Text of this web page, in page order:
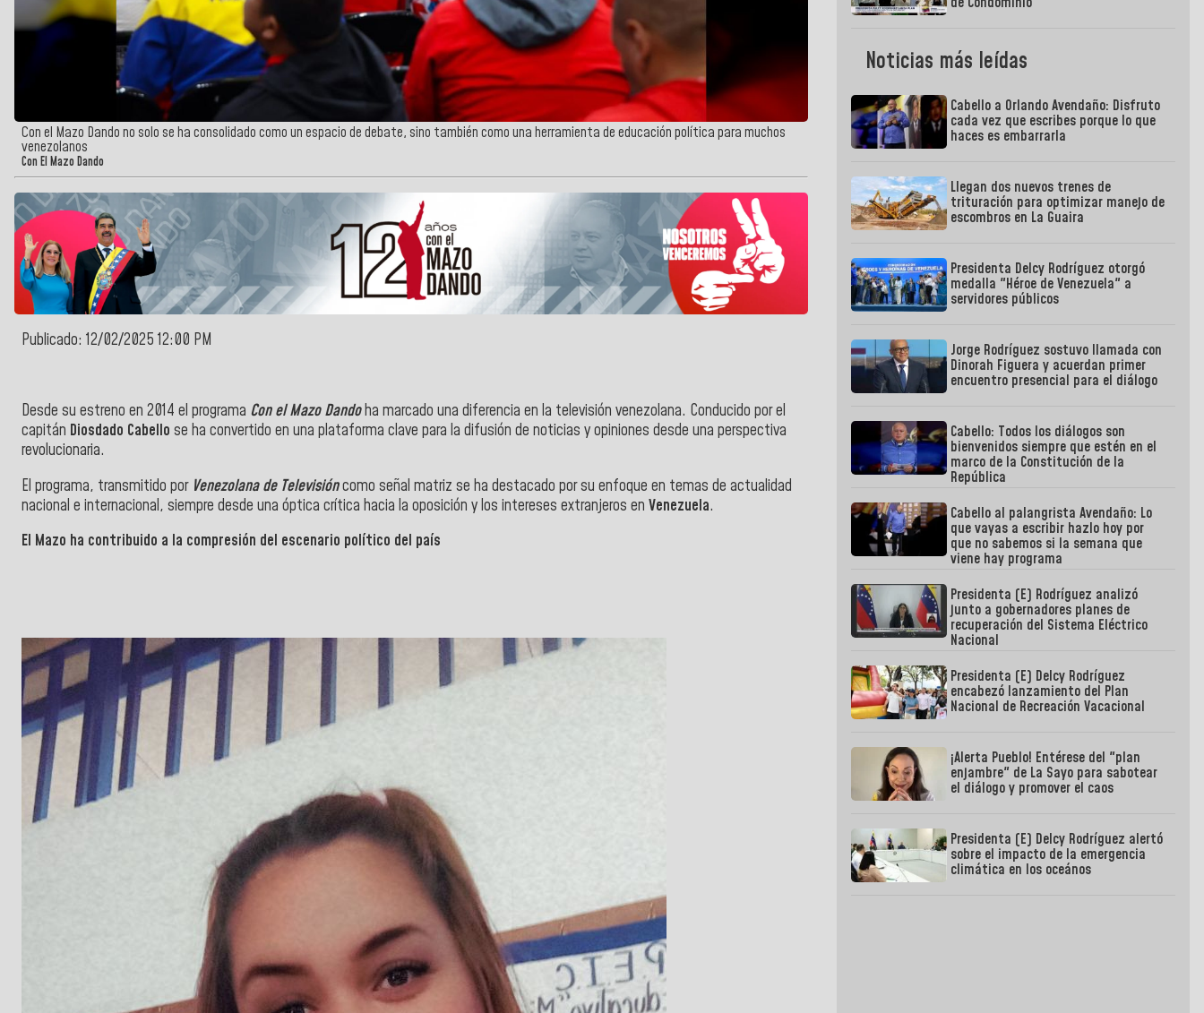
Con el Mazo Dando no solo se ha consolidado como un espacio de debate, sino también como una herramienta de educación política para muchos
venezolanos
Con El Mazo Dando
Publicado: 12/02/2025 12:00 PM
Desde su estreno en 2014 el programa Con el Mazo Dandoha marcado una diferencia en la televisión venezolana. Conducido por el
capitán Diosdado Cabello se ha convertido en una plataforma clave para la difusión de noticias y opiniones desde una perspectiva
revolucionaria.
El programa, transmitido por Venezolana de Televisióncomo señal matriz se ha destacado por su enfoque en temas de actualidad
nacional e internacional, siempre desde una óptica crítica hacia la oposición y los intereses extranjeros en Venezuela.
El Mazo ha contribuido a la compresión del escenario político del país
Noticias más leídas
Cabello a Orlando Avendaño: Disfruto
cada vez que escribes porque lo que
haces es embarrarla
Llegan dos nuevos trenes de
trituración para optimizar manejo de
escombros en La Guaira
Presidenta Delcy Rodríguez otorgó
medalla "Héroe de Venezuela" a
servidores públicos
Jorge Rodríguez sostuvo llamada con
Dinorah Figuera y acuerdan primer
encuentro presencial para el diálogo
Cabello: Todos los diálogos son
bienvenidos siempre que estén en el
marco de la Constitución de la
República
Cabello al palangrista Avendaño: Lo
que vayas a escribir hazlo hoy por
que no sabemos si la semana que
viene hay programa
Presidenta (E) Rodríguez analizó
junto a gobernadores planes de
recuperación del Sistema Eléctrico
Nacional
Presidenta (E) Delcy Rodríguez
encabezó lanzamiento del Plan
Nacional de Recreación Vacacional
¡Alerta Pueblo! Entérese del "plan
enjambre" de La Sayo para sabotear
el diálogo y promover el caos
Presidenta (E) Delcy Rodríguez alertó
sobre el impacto de la emergencia
climática en los oceános